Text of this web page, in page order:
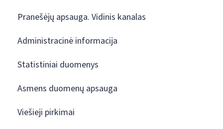
Pranešėjų apsauga. Vidinis kanalas
Administracinė informacija
Statistiniai duomenys
Asmens duomenų apsauga
Viešieji pirkimai